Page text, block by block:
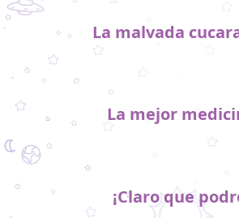
La malvada
La mejor
¡Claro que